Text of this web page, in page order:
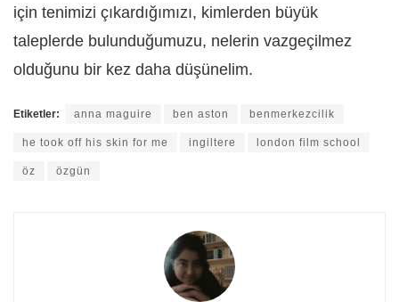
için tenimizi çıkardığımızı, kimlerden büyük
taleplerde bulunduğumuzu, nelerin vazgeçilmez
olduğunu bir kez daha düşünelim.
Etiketler: anna maguire ben aston benmerkezcilik
he took off his skin for me ingiltere london film school
öz özgün